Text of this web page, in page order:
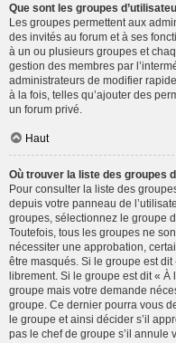
Que sont les groupes
Les groupes permettent aux
des invités au forum et à ses
à un ou plusieurs groupes et
gestion des membres par
administrateurs de modifier
à la fois, telles qu’ajouter des
un forum privé.
Haut
Où trouver la liste des groupes
Pour consulter la liste des
depuis votre panneau de
groupes, sélectionnez le groupe
Toutefois, tous les groupes ne
nécessiter une approbation,
être masqués. Si le groupe est
librement. Si le groupe est dit «
groupe mais votre demande
groupe. Ce dernier pourra vous
le groupe et ainsi décider s’il
pas le chef de groupe s’il annule